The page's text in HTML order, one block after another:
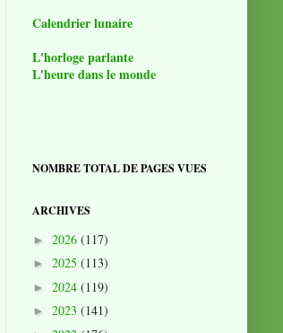
Calendrier lunaire
L'horloge parlante
L'heure dans le monde
NOMBRE TOTAL DE PAGES VUES
ARCHIVES
► 2026 (117)
► 2025 (113)
► 2024 (119)
► 2023 (141)